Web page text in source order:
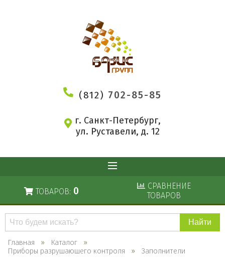
(812) 702-85-85
г. Санкт-Петербург,
ул. Руставели, д. 12
ТОВАРОВ: 0
СРАВНЕНИЕ
ТОВАРОВ
Поиск
каталогу
Главная
Каталог
Приборы разрушающего контроля
Заполнители